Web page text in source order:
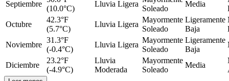
Septiembre
(10.0°C)
Lluvia Ligera
Soleado
Media
Octubre
42.3°F
(5.7°C)
Lluvia Ligera
Mayormente
Soleado
Ligeramente
Baja
Noviembre
31.3°F
(-0.4°C)
Lluvia Ligera
Mayormente
Soleado
Ligeramente
Baja
Diciembre
23.2°F
(-4.9°C)
Lluvia
Moderada
Mayormente
Soleado
Media